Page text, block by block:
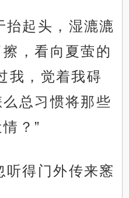
抬起头，湿漉漉
，看向夏萤的
我，觉着我碍
总习惯将那些
？”
听得门外传来窸